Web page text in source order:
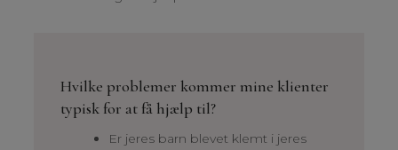
Hvilke problemer kommer mine klienter
typisk for at få hjælp til?
Er jeres barn blevet klemt i jeres